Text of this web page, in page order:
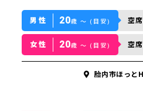
男性 20歳 〜 (目安) 空
女性 20歳 〜 (目安) 空
胎内市ほっと